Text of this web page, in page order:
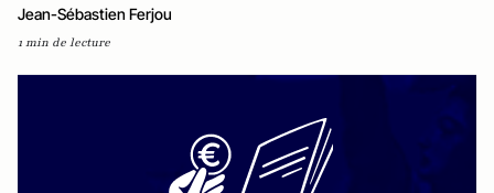
Jean-Sébastien Ferjou
1 min de lecture